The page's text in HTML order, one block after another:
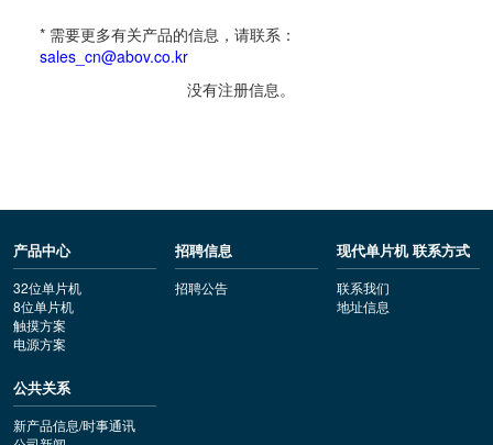
* 需要更多有关产品的信息，请联系：
sales_cn@abov.co.kr
没有注册信息。
产品中心
32位单片机
8位单片机
触摸方案
电源方案
招聘信息
招聘公告
现代单片机 联系方式
联系我们
地址信息
公共关系
新产品信息/时事通讯